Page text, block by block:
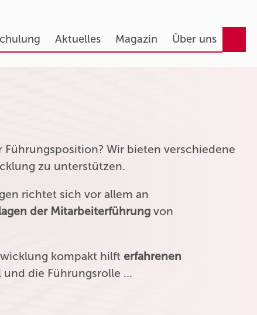
Aktuelles Magazin Über uns
Wir bieten verschiedene
zu unterstützen.
richtet sich vor allem an
der Mitarbeiterführung von
kompakt hilfterfahrenen
und die Führungsrolle …